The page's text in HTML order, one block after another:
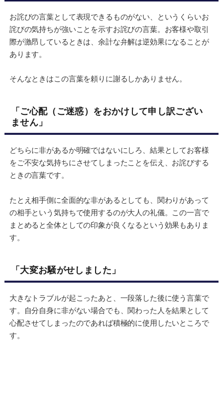
お詫びの言葉として表現できるものがない、というくらいお
詫びの気持ちが強いことを示すお詫びの言葉。お客様や取引
際が激昂しているときは、余計な弁解は逆効果になることが
あります。
そんなときはこの言葉を頼りに謝るしかありません。
「ご心配（ご迷惑）をおかけして申し訳ござい
ません」
どちらに非があるか明確ではないにしろ、結果としてお客様
をご不安な気持ちにさせてしまったことを伝え、お詫びする
ときの言葉です。
たとえ相手側に全面的な非があるとしても、関わりがあって
の相手という気持ちで使用するのが大人の礼儀。この一言で
まとめると全体としての印象が良くなるという効果もありま
す。
「大変お騒がせしました」
大きなトラブルが起こったあと、一段落した後に使う言葉で
す。自分自身に非がない場合でも、関わった人を結果として
心配させてしまったのであれば積極的に使用したいところで
す。